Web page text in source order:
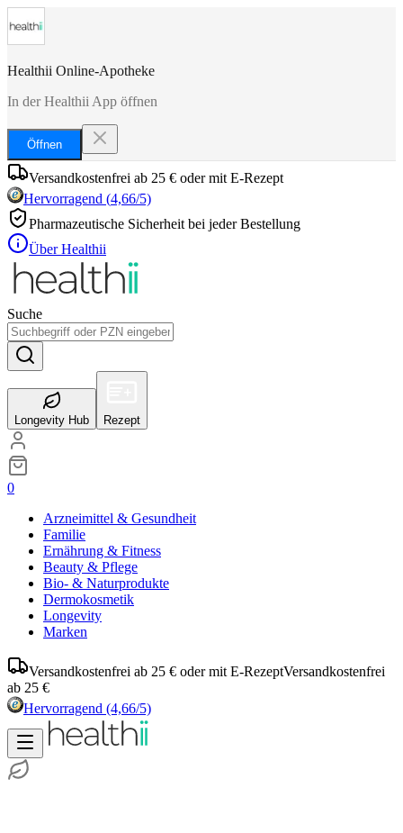
Healthii Online-Apotheke
In der Healthii App öffnen
Öffnen
Versandkostenfrei ab 25 € oder mit E-Rezept
Hervorragend (4,66/5)
Pharmazeutische Sicherheit bei jeder Bestellung
Über Healthii
Suche
Longevity Hub Rezept
0
Arzneimittel & Gesundheit
Familie
Ernährung & Fitness
Beauty & Pflege
Bio- & Naturprodukte
Dermokosmetik
Longevity
Marken
Versandkostenfrei ab 25 € oder mit E-RezeptVersandkostenfrei
ab 25 €
Hervorragend (4,66/5)